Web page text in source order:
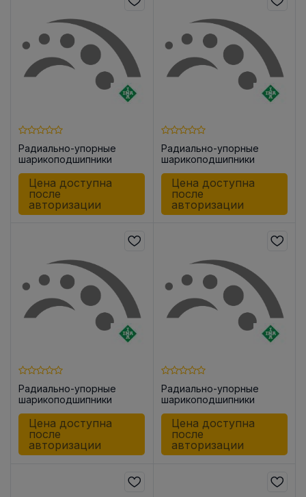
Радиально-упорные
шарикоподшипники
Цена доступна
после
авторизации
Радиально-упорные
шарикоподшипники
Цена доступна
после
авторизации
Радиально-упорные
шарикоподшипники
ZKLF1560 -2RS-PE
Цена доступна
после
авторизации
Радиально-упорные
шарикоподшипники
ZKLN1034 -2RS
Цена доступна
после
авторизации